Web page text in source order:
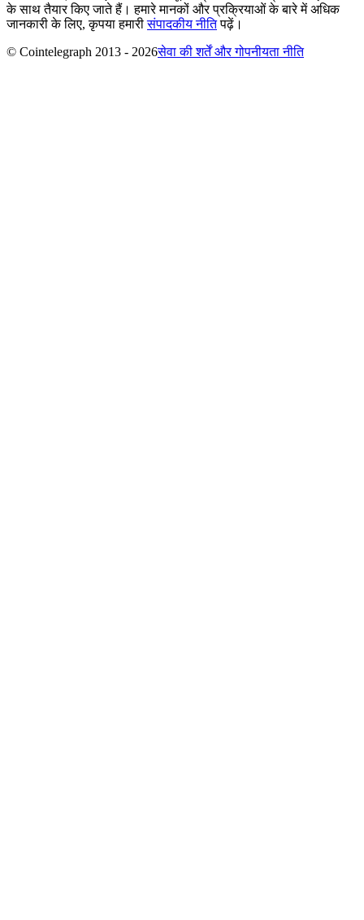
के साथ तैयार किए जाते हैं। हमारे मानकों और प्रक्रियाओं के बारे में अधिक
जानकारी के लिए, कृपया हमारीसंपादकीय नीतिपढ़ें।
© Cointelegraph 2013 - 2026सेवा की शर्तें और गोपनीयता नीति